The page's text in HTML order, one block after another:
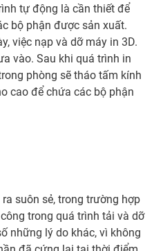
tự động là cần thiết để
bộ phận được sản xuất.
việc nạp và dỡ máy in 3D.
vào. Sau khi quá trình in
phòng sẽ tháo tấm kính
cao để chứa các bộ phận
suôn sẻ, trong trường hợp
trong quá trình tải và dỡ
những lý do khác, vì không